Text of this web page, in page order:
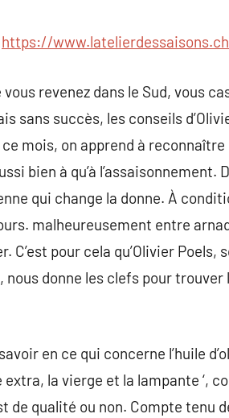
https://www.latelierdessaisons.ch
revenez dans le Sud, vous
sans succès, les conseils
mois, on apprend à
bien à qu’à
qui change la donne. À
malheureusement entre
C’est pour cela qu’Olivier
donne les clefs pour trouver
en ce qui concerne l’huile
extra, la vierge et la lampante ‘,
de qualité ou non. Compte tenu